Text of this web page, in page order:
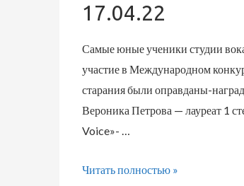
17.04.22
Самые юные ученики студии
участие в Международном
старания были оправданы-
Вероника Петрова — лауреат 1
Voice»- …
17.04.22
Читать полностью »